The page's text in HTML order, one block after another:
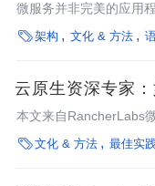
微服务并非完美的应用
架构 文化 & 方法
云原生资深专家
构？
本文来自RancherLabs
文化 & 方法 最佳实